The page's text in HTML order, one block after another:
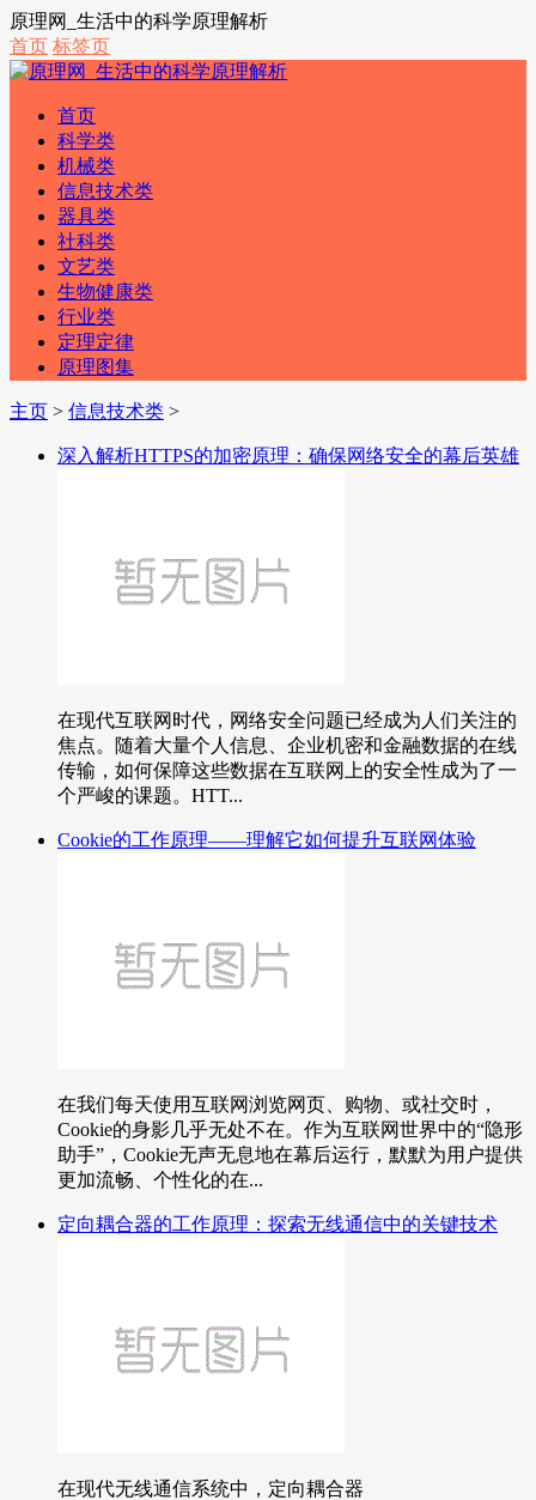
原理网_生活中的科学原理解析
首页 标签页
首页
科学类
机械类
信息技术类
器具类
社科类
文艺类
生物健康类
行业类
定理定律
原理图集
主页 > 信息技术类 >
深入解析HTTPS的加密原理：确保网络安全的幕后英雄
在现代互联网时代，网络安全问题已经成为人们关注的
焦点。随着大量个人信息、企业机密和金融数据的在线
传输，如何保障这些数据在互联网上的安全性成为了一
个严峻的课题。HTT...
Cookie的工作原理——理解它如何提升互联网体验
在我们每天使用互联网浏览网页、购物、或社交时，
Cookie的身影几乎无处不在。作为互联网世界中的“隐形
助手”，Cookie无声无息地在幕后运行，默默为用户提供
更加流畅、个性化的在...
定向耦合器的工作原理：探索无线通信中的关键技术
在现代无线通信系统中，定向耦合器